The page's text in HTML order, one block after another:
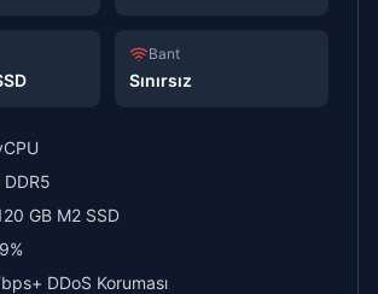
Bant
Sınırsız
DDR5
GB M2 SSD
DDoS Koruması